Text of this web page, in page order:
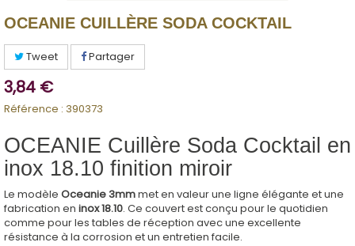
OCEANIE CUILLÈRE SODA COCKTAIL
Tweet Partager
3,84 €
Référence : 390373
OCEANIE Cuillère Soda Cocktail en
inox 18.10 finition miroir
Le modèle Oceanie 3mmmet en valeur une ligne élégante et une
fabrication en inox 18.10. Ce couvert est conçu pour le quotidien
comme pour les tables de réception avec une excellente
résistance à la corrosion et un entretien facile.